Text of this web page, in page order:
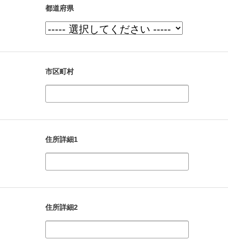
都道府県
市区町村
住所詳細1
住所詳細2